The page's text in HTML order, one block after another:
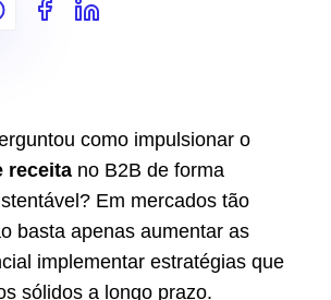
como impulsionar o
receita no B2B de forma
Em mercados tão
basta apenas aumentar as
implementar estratégias que
sólidos a longo prazo.